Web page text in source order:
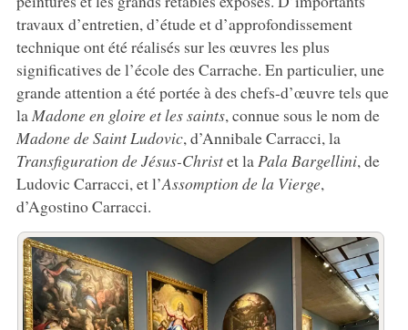
travaux d’entretien, d’étude et d’approfondissement
technique ont été réalisés sur les œuvres les plus
significatives de l’école des Carrache. En particulier, une
grande attention a été portée à des chefs-d’œuvre tels que
la Madone en gloire et les saints, connue sous le nom de
Madone de Saint Ludovic, d’Annibale Carracci, la
Transfiguration de Jésus-Christet la Pala Bargellini, de
Ludovic Carracci, et l’Assomption de la Vierge,
d’Agostino Carracci.